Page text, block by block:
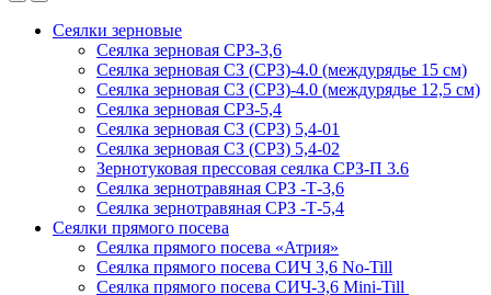
Сеялки зерновые
Сеялка зерновая СРЗ-3,6
Сеялка зерновая СЗ (СРЗ)-4.0 (междурядье 15 см)
Сеялка зерновая СЗ (СРЗ)-4.0 (междурядье 12,5 см)
Сеялка зерновая СРЗ-5,4
Сеялка зерновая СЗ (СРЗ) 5,4-01
Сеялка зерновая СЗ (СРЗ) 5,4-02
Зернотуковая прессовая сеялка СРЗ-П 3.6
Сеялка зернотравяная СРЗ -Т-3,6
Сеялка зернотравяная СРЗ -Т-5,4
Сеялки прямого посева
Сеялка прямого посева «Атрия»
Сеялка прямого посева СИЧ 3,6 No-Till
Сеялка прямого посева СИЧ-3,6 Mini-Till